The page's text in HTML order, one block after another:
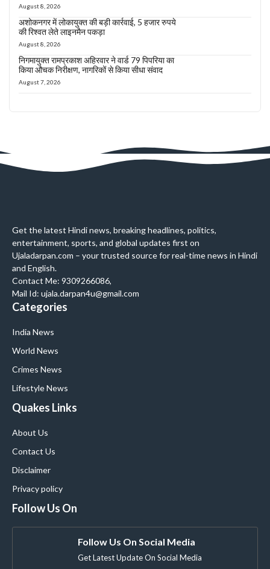
August 8, 2026
अशोकनगर में लोकायुक्त की बड़ी कार्रवाई, 5 हजार रुपये
की रिश्वत लेते लाइनमैन पकड़ा
August 8, 2026
निगमायुक्त रामप्रकाश अहिरवार ने वार्ड 79 पिपरिया का
किया औचक निरीक्षण, नागरिकों से किया सीधा संवाद
August 7, 2026
Get the latest Hindi news, breaking headlines, politics,
entertainment, sports, and global updates first on
Ujaladarpan.com – your trusted source for real-time news in Hindi
and English.
Contact Me: 9309266086,
Mail Id: ujala.darpan4u@gmail.com
Categories
India News
World News
Crimes News
Lifestyle News
Quakes Links
About Us
Contact Us
Disclaimer
Privacy policy
Follow Us On
Follow Us On Social Media
Get Latest Update On Social Media